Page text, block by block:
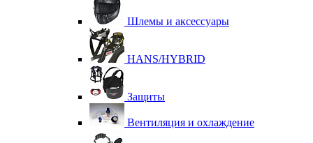
Шлемы и аксессуары
HANS/HYBRID
Защиты
Вентиляция и охлаждение